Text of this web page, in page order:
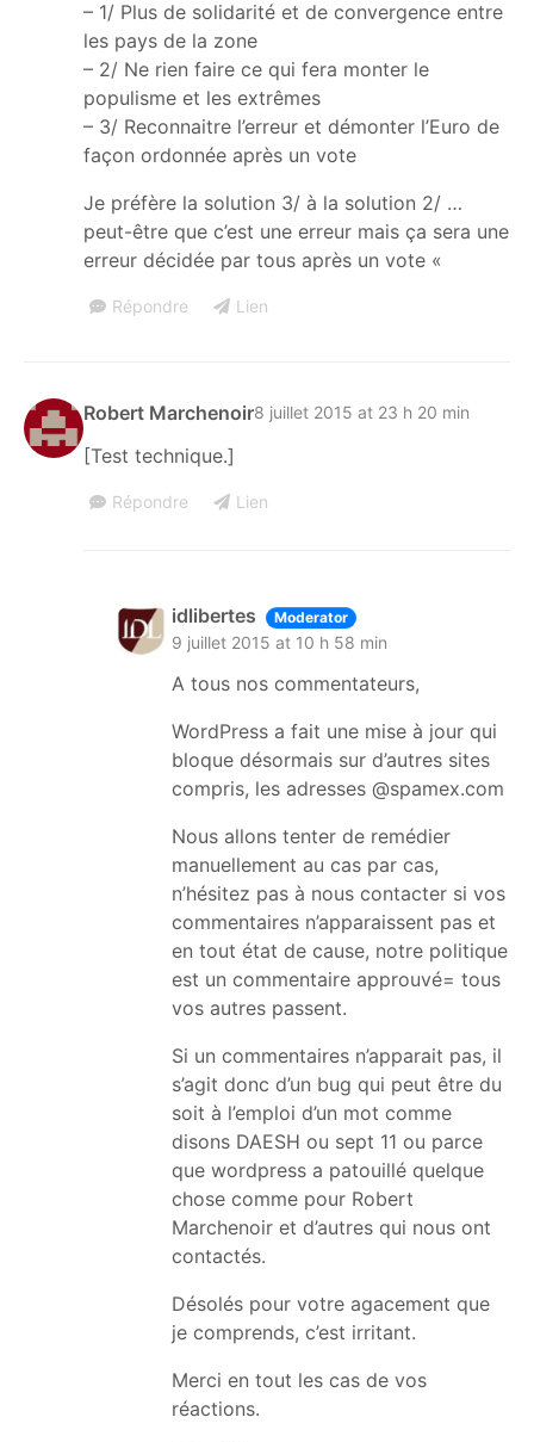
– 1/ Plus de solidarité et de convergence entre
les pays de la zone
– 2/ Ne rien faire ce qui fera monter le
populisme et les extrêmes
– 3/ Reconnaitre l’erreur et démonter l’Euro de
façon ordonnée après un vote
Je préfère la solution 3/ à la solution 2/ …
peut-être que c’est une erreur mais ça sera une
erreur décidée par tous après un vote «
Répondre Lien
Robert Marchenoir8 juillet 2015 at 23 h 20 min
[Test technique.]
Répondre Lien
idlibertes Moderator
9 juillet 2015 at 10 h 58 min
A tous nos commentateurs,
WordPress a fait une mise à jour qui
bloque désormais sur d’autres sites
compris, les adresses @spamex.com
Nous allons tenter de remédier
manuellement au cas par cas,
n’hésitez pas à nous contacter si vos
commentaires n’apparaissent pas et
en tout état de cause, notre politique
est un commentaire approuvé= tous
vos autres passent.
Si un commentaires n’apparait pas, il
s’agit donc d’un bug qui peut être du
soit à l’emploi d’un mot comme
disons DAESH ou sept 11 ou parce
que wordpress a patouillé quelque
chose comme pour Robert
Marchenoir et d’autres qui nous ont
contactés.
Désolés pour votre agacement que
je comprends, c’est irritant.
Merci en tout les cas de vos
réactions.